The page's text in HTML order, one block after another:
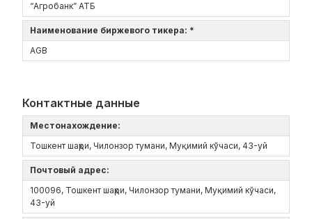
“Агробанк” АТБ
Наименование биржевого тикера: *
AGB
Контактные данные
Местонахождение:
Тошкент шаҳри, Чилонзор тумани, Муқимий кўчаси, 43-уй
Почтовый адрес:
100096, Тошкент шаҳри, Чилонзор тумани, Муқимий кўчаси,
43-уй